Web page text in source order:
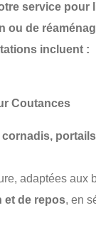
service pour
ou de
incluent :
Coutances
adaptées aux
et de repos, en